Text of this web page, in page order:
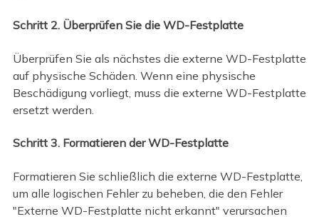
Schritt 2. Überprüfen Sie die WD-Festplatte
Überprüfen Sie als nächstes die externe WD-Festplatte
auf physische Schäden. Wenn eine physische
Beschädigung vorliegt, muss die externe WD-Festplatte
ersetzt werden.
Schritt 3. Formatieren der WD-Festplatte
Formatieren Sie schließlich die externe WD-Festplatte,
um alle logischen Fehler zu beheben, die den Fehler
"Externe WD-Festplatte nicht erkannt" verursachen